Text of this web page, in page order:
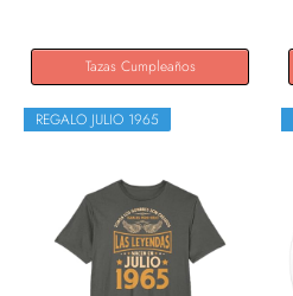
Tazas Cumpleaños
REGALO JULIO 1965